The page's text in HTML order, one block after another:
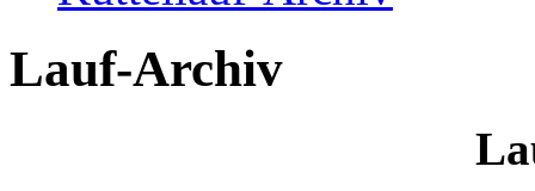
Lauf-Archiv